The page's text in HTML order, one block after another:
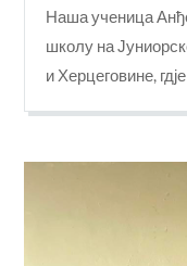
Наша ученица
школу на
и Херцеговине,